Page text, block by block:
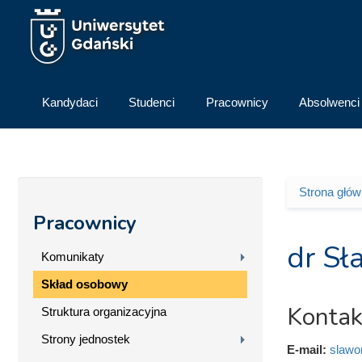
Przejdź do treści
Kandydaci Studenci Pracownicy Absolwenci
Pracownicy
Komunikaty
Skład osobowy
Struktura organizacyjna
Strony jednostek
Strona
dr
E-mail: